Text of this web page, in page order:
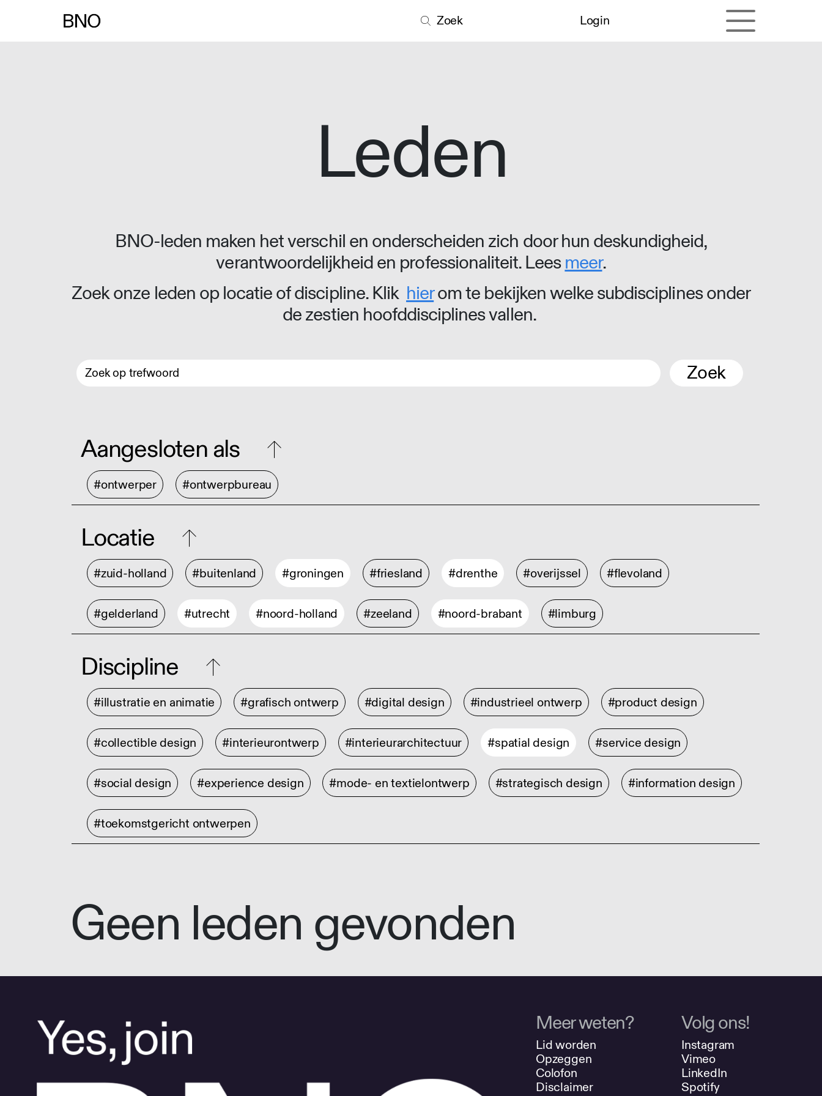
Zoek Login
Leden
BNO-leden maken het verschil en onderscheiden zich door hun deskundigheid,
verantwoordelijkheid en professionaliteit. Leesmeer.
Zoek onze leden op locatie of discipline. Klik hierom te bekijken welke subdisciplines onder
de zestien hoofddisciplines vallen.
Zoek
Aangesloten als
#ontwerper #ontwerpbureau
Locatie
#zuid-holland #buitenland #groningen #friesland #drenthe #overijssel #flevoland
#gelderland #utrecht #noord-holland #zeeland #noord-brabant #limburg
Discipline
#illustratie en animatie #grafisch ontwerp #digital design #industrieel ontwerp #product design
#collectible design #interieurontwerp #interieurarchitectuur #spatial design #service design
#social design #experience design #mode- en textielontwerp #strategisch design #information design
#toekomstgericht ontwerpen
Geen leden gevonden
Meer weten?
Lid worden
Opzeggen
Colofon
Disclaimer
Volg ons!
Instagram
Vimeo
LinkedIn
Spotify